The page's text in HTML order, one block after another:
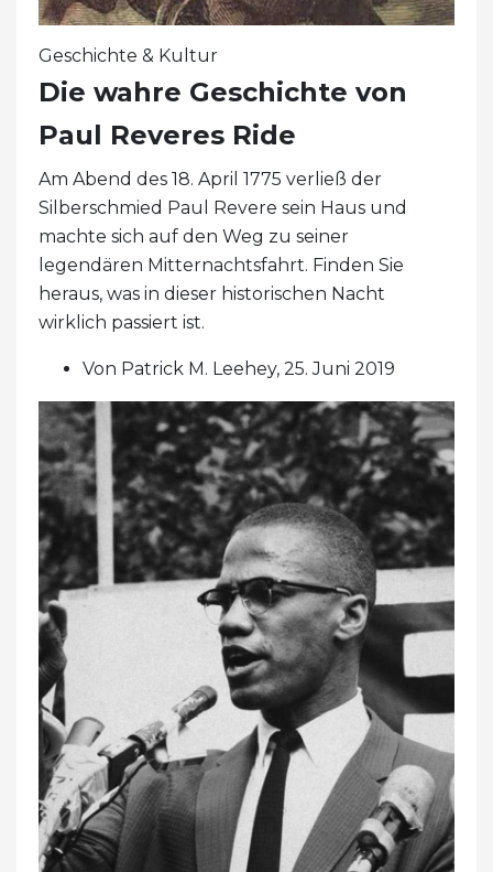
Geschichte & Kultur
Die wahre Geschichte von
Paul Reveres Ride
Am Abend des 18. April 1775 verließ der
Silberschmied Paul Revere sein Haus und
machte sich auf den Weg zu seiner
legendären Mitternachtsfahrt. Finden Sie
heraus, was in dieser historischen Nacht
wirklich passiert ist.
Von Patrick M. Leehey, 25. Juni 2019